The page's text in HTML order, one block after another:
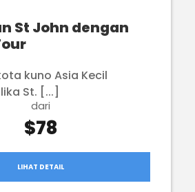
St John dengan
kuno Asia Kecil
St. [...]
dari
$78
LIHAT DETAIL